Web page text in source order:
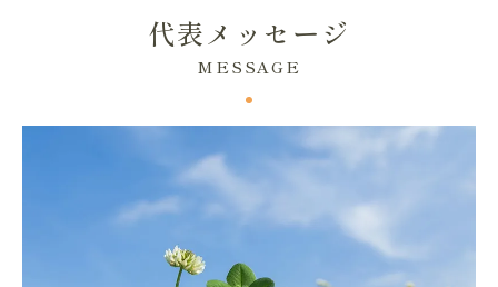
代表メッセージ
MESSAGE